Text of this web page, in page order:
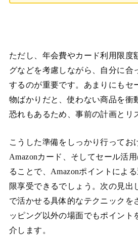
ただし、年会費やカード利用限度
グなどを考慮しながら、自分に合
するのが重要です。あまりにもセ
物ばかりだと、使わない商品を衝
恐れもあるため、事前の計画とリ
こうした準備をしっかり行ってお
Amazonカード、そしてセール活
ることで、Amazonポイントによ
限享受できるでしょう。次の見出
で活かせる具体的なテクニックを
ッピング以外の場面でもポイント
介します。